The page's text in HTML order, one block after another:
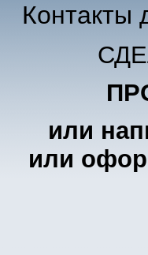
Контакты
или
или